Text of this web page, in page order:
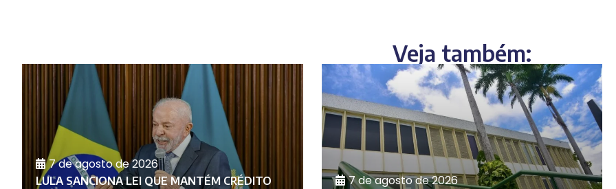
Veja também:
7 de agosto de 2026
LULA SANCIONA LEI QUE MANTÉM CRÉDITO
7 de agosto de 2026